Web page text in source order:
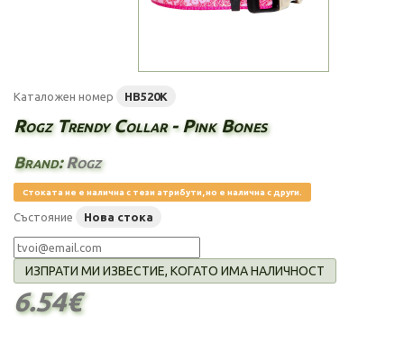
Каталожен номер HB520K
Rogz Trendy Collar - Pink Bones
Brand:Rogz
Стоката не е налична с тези атрибути, но е налична с други.
Състояние Нова стока
ИЗПРАТИ МИ ИЗВЕСТИЕ, КОГАТО ИМА НАЛИЧНОСТ
6.54€